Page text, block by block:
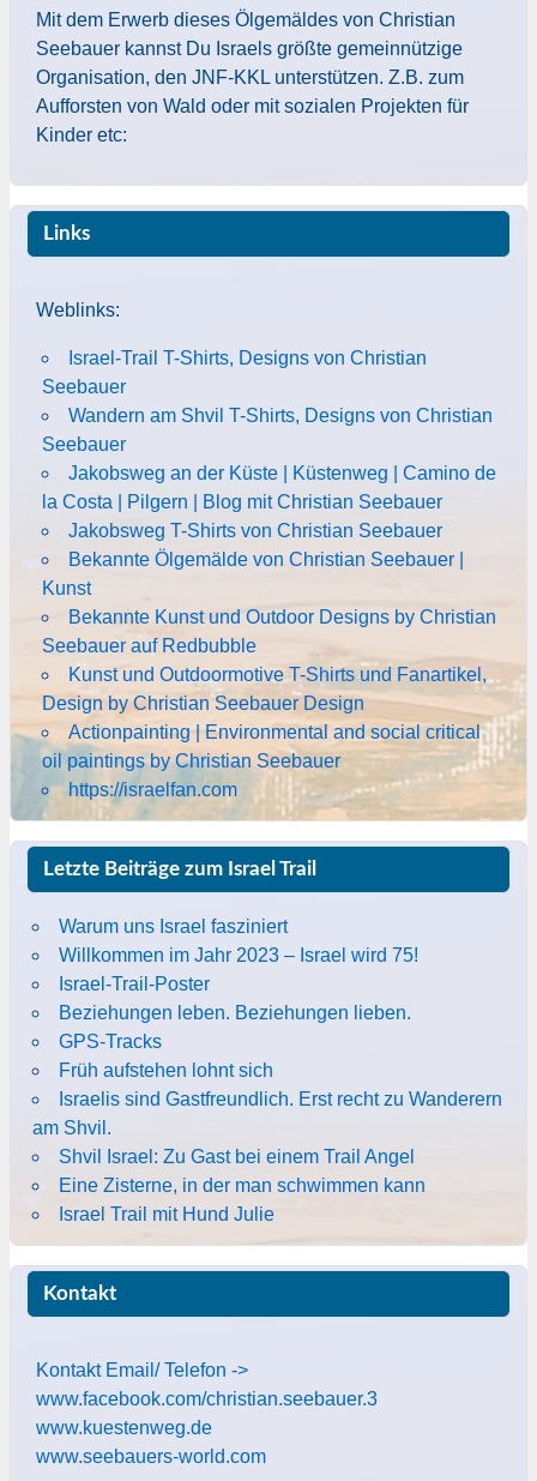
Mit dem Erwerb dieses Ölgemäldes von Christian
Seebauer kannst Du Israels größte gemeinnützige
Organisation, den JNF-KKL unterstützen. Z.B. zum
Aufforsten von Wald oder mit sozialen Projekten für
Kinder etc:
Links
Weblinks:
Israel-Trail T-Shirts, Designs von Christian
Seebauer
Wandern am Shvil T-Shirts, Designs von Christian
Seebauer
Jakobsweg an der Küste | Küstenweg | Camino de
la Costa | Pilgern | Blog mit Christian Seebauer
Jakobsweg T-Shirts von Christian Seebauer
Bekannte Ölgemälde von Christian Seebauer |
Kunst
Bekannte Kunst und Outdoor Designs by Christian
Seebauer auf Redbubble
Kunst und Outdoormotive T-Shirts und Fanartikel,
Design by Christian Seebauer Design
Actionpainting | Environmental and social critical
oil paintings by Christian Seebauer
https://israelfan.com
Letzte Beiträge zum Israel Trail
Warum uns Israel fasziniert
Willkommen im Jahr 2023 – Israel wird 75!
Israel-Trail-Poster
Beziehungen leben. Beziehungen lieben.
GPS-Tracks
Früh aufstehen lohnt sich
Israelis sind Gastfreundlich. Erst recht zu Wanderern
am Shvil.
Shvil Israel: Zu Gast bei einem Trail Angel
Eine Zisterne, in der man schwimmen kann
Israel Trail mit Hund Julie
Kontakt
Kontakt Email/ Telefon ->
www.facebook.com/christian.seebauer.3
www.kuestenweg.de
www.seebauers-world.com